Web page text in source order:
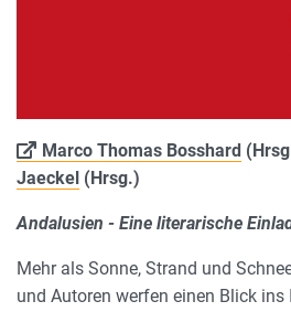
Marco Thomas Bosshard
Jaeckel (Hrsg.)
Andalusien - Eine literarische
Mehr als Sonne, Strand und
und Autoren werfen einen Blick ins